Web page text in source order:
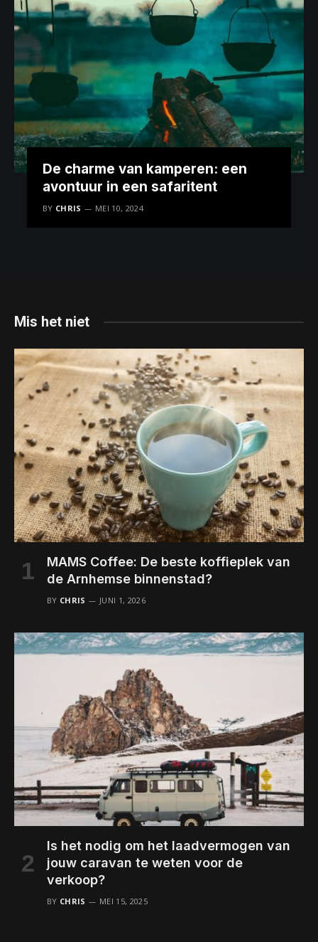
De charme van kamperen: een
avontuur in een safaritent
BY CHRIS MEI 10, 2024
Mis het niet
MAMS Coffee: De beste koffieplek van
de Arnhemse binnenstad?
BY CHRIS JUNI 1, 2026
Is het nodig om het laadvermogen van
jouw caravan te weten voor de
verkoop?
BY CHRIS MEI 15, 2025